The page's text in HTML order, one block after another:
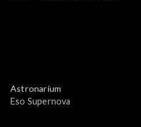
Astronarium
Eso Supernova